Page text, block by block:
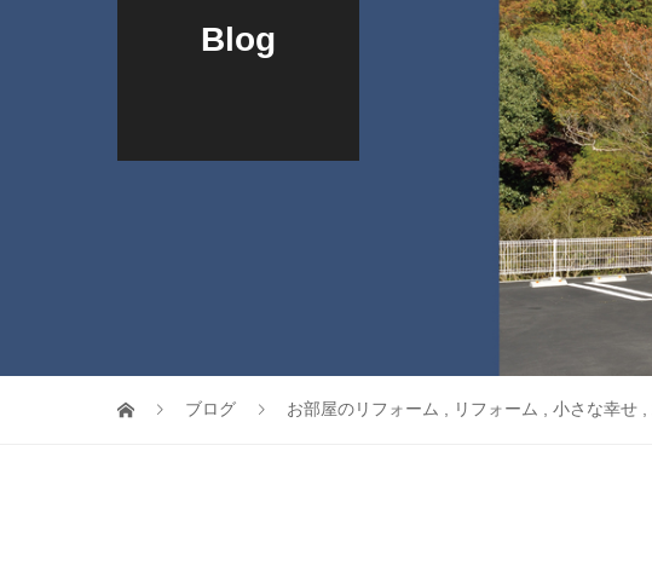
Blog
ブログ お部屋のリフォーム リフォーム 小さな幸せ